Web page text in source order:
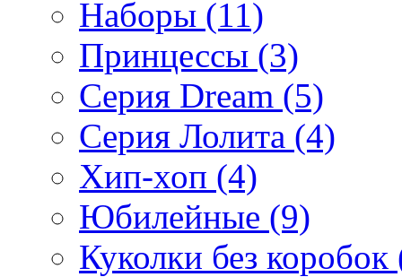
Наборы (11)
Принцессы (3)
Серия Dream (5)
Серия Лолита (4)
Хип-хоп (4)
Юбилейные (9)
Куколки без коробок